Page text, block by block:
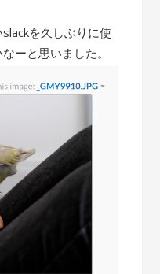
を久しぶりに使
ーと思いました。